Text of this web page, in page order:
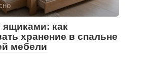
ящиками: как
хранение в спальне
мебели